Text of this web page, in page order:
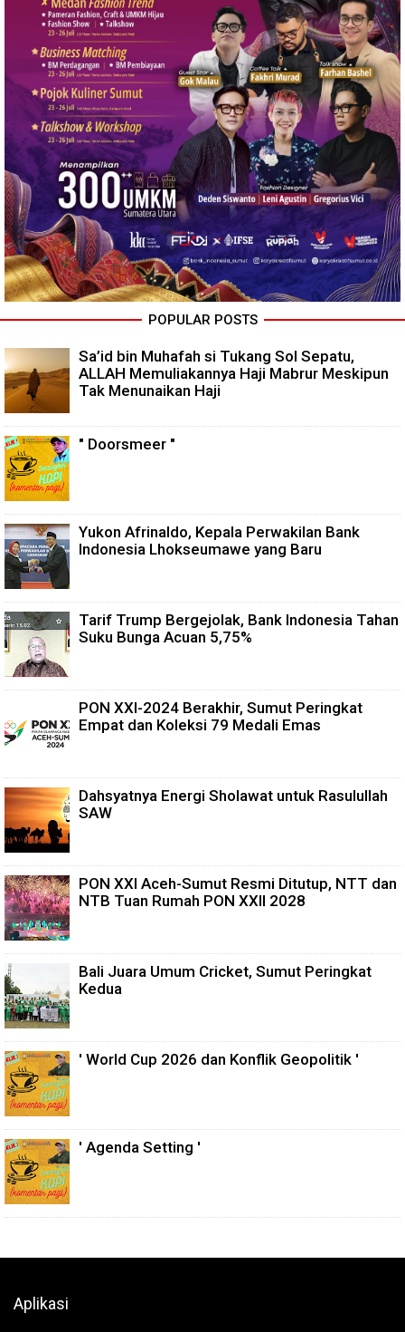
POPULAR POSTS
Sa’id bin Muhafah si Tukang Sol Sepatu,
ALLAH Memuliakannya Haji Mabrur Meskipun
Tak Menunaikan Haji
" Doorsmeer "
Yukon Afrinaldo, Kepala Perwakilan Bank
Indonesia Lhokseumawe yang Baru
Tarif Trump Bergejolak, Bank Indonesia Tahan
Suku Bunga Acuan 5,75%
PON XXI-2024 Berakhir, Sumut Peringkat
Empat dan Koleksi 79 Medali Emas
Dahsyatnya Energi Sholawat untuk Rasulullah
SAW
PON XXI Aceh-Sumut Resmi Ditutup, NTT dan
NTB Tuan Rumah PON XXII 2028
Bali Juara Umum Cricket, Sumut Peringkat
Kedua
' World Cup 2026 dan Konflik Geopolitik '
' Agenda Setting '
Aplikasi